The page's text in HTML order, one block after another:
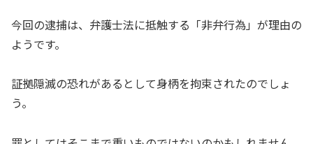
今回の逮捕は、弁護士法に抵触する「非弁行為」が理由の
ようです。
証拠隠滅の恐れがあるとして身柄を拘束されたのでしょ
う。